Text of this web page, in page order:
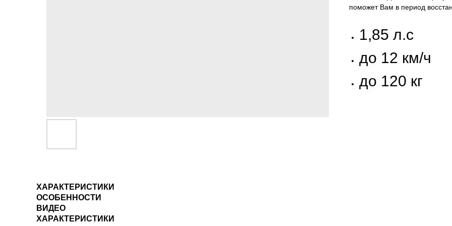
поможет Вам в период
1,85 л.с
до 12 км/ч
до 120 кг
ХАРАКТЕРИСТИКИ
ОСОБЕННОСТИ
ВИДЕО
ХАРАКТЕРИСТИКИ